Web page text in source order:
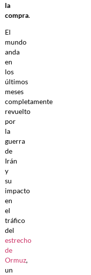
la
compra.
El
mundo
anda
en
los
últimos
meses
completamente
revuelto
por
la
guerra
de
Irán
y
su
impacto
en
el
tráfico
del
estrecho
de
Ormuz,
un